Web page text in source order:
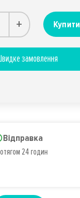
+ Купити
замовлення
Відправка
24 годин